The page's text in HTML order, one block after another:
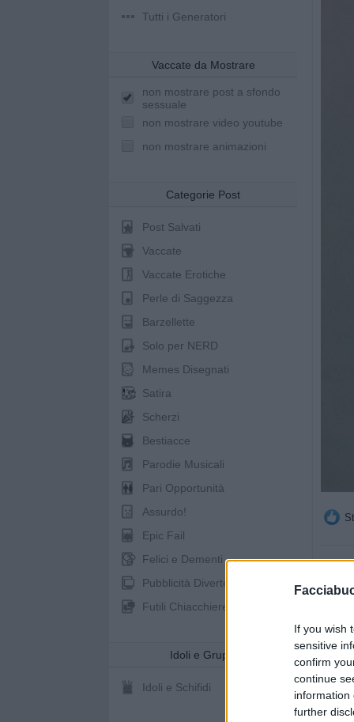
If you wish
sensitive
confirm
continue
information
further
Tutti i Generatori
Vaccate da Mostrare
non mostrare post a sfondo
sessuale
non mostrare video youtube
non mostrare animazioni
Categorie Post
Post Salvati
Vaccate
Vaccate Erotiche
Perle di Saggezza
Barzellette
Solo per NERD
Memes Disegnati
Satira
Scherzi
Bestiacce
Parodie Musicali
Pari Opportunità
Assurdo!
Epic Fail
Felici e Dementi
Pubblicità Divertenti
Futili Chiacchiere
Idoli e Gruppi
Idoli e Schifidi